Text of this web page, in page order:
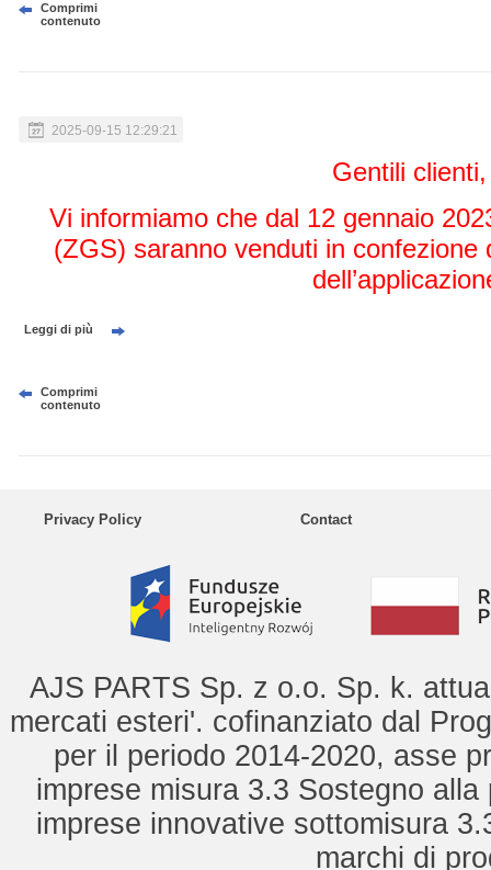
Comprimi
contenuto
2025-09-15 12:29:21
Gentili clienti,
Vi informiamo che dal 12 gennaio
(ZGS) saranno venduti in confezione
Leggi di più
Comprimi
contenuto
Privacy Policy Contact
AJS PARTS Sp. z o.o. Sp. k.
mercati esteri'. cofinanziato dal
per il periodo 2014-2020, asse
imprese misura 3.3 Sostegno
imprese innovative sottomisura
marchi di